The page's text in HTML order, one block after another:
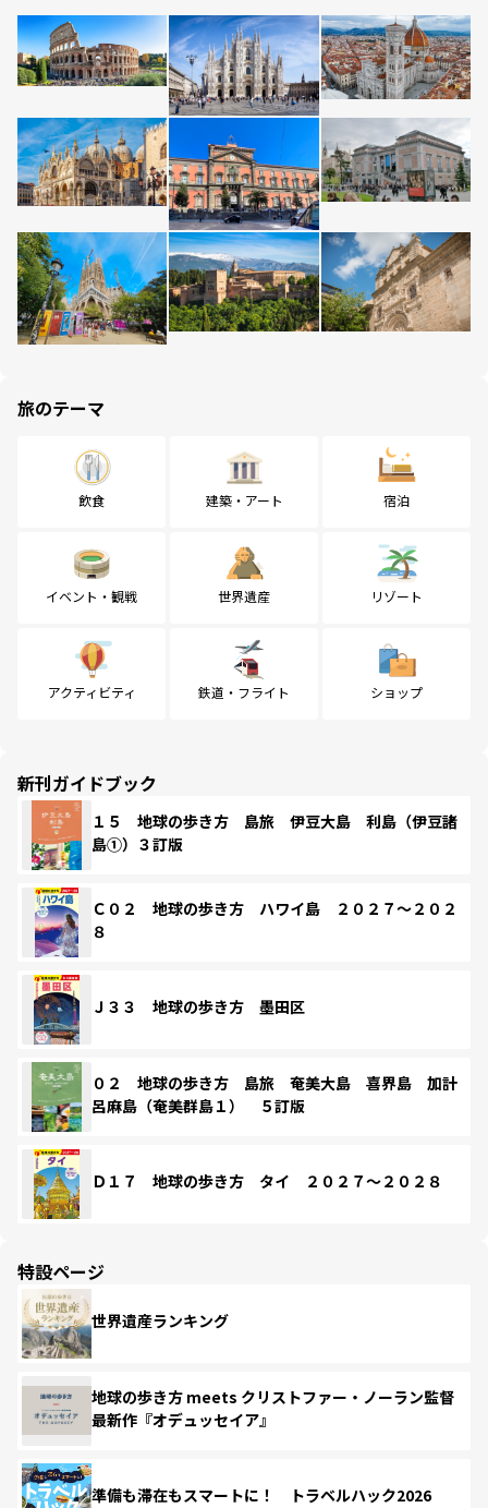
旅のテーマ
飲食 建築・アート 宿泊
イベント・観戦 世界遺産 リゾート
アクティビティ 鉄道・フライト ショップ
新刊ガイドブック
１５ 地球の歩き方 島旅 伊豆大島 利島（伊豆諸
島①）３訂版
Ｃ０２ 地球の歩き方 ハワイ島 ２０２７～２０２
８
Ｊ３３ 地球の歩き方 墨田区
０２ 地球の歩き方 島旅 奄美大島 喜界島 加計
呂麻島（奄美群島１） ５訂版
Ｄ１７ 地球の歩き方 タイ ２０２７～２０２８
特設ページ
世界遺産ランキング
地球の歩き方 meets クリストファー・ノーラン監督
最新作『オデュッセイア』
準備も滞在もスマートに！ トラベルハック2026